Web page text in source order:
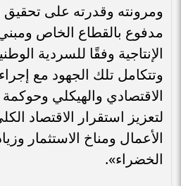
ومرونته وقدرته على
مدفوع بالقطاع الخاص
الإنتاجية وفقًا للسردية
وتتكامل تلك الجهود مع
الاقتصادي والهيكلي وحوكمة
لتعزيز استقرار الاقتصاد
الأعمال ومناخ الاستثمار
الخضراء».